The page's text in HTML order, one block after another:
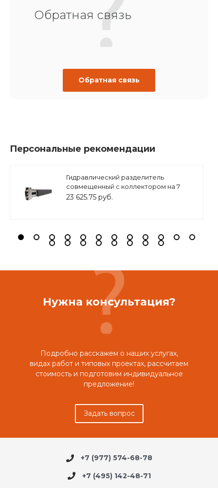
Обратная связь
Обратная связь
Персональные рекомендации
Гидравлический разделитель
совмещенный с коллектором на 7
контуров ( M7 ) из нерж. Стали, в
23 625.75 руб.
Нужна консультация?
Подробно расскажем о наших услугах,
видах работ и типовых проектах, рассчитаем
стоимость и подготовим индивидуальное
предложение!
Задать вопрос
+7 (977) 574-68-78
+7 (495) 142-48-71